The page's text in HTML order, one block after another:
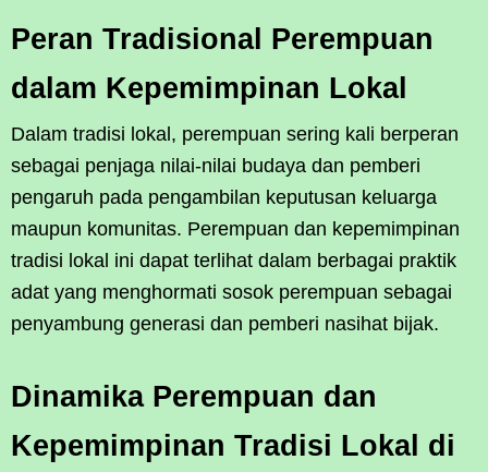
Peran Tradisional Perempuan
dalam Kepemimpinan Lokal
Dalam tradisi lokal, perempuan sering kali berperan
sebagai penjaga nilai-nilai budaya dan pemberi
pengaruh pada pengambilan keputusan keluarga
maupun komunitas. Perempuan dan kepemimpinan
tradisi lokal ini dapat terlihat dalam berbagai praktik
adat yang menghormati sosok perempuan sebagai
penyambung generasi dan pemberi nasihat bijak.
Dinamika Perempuan dan
Kepemimpinan Tradisi Lokal di